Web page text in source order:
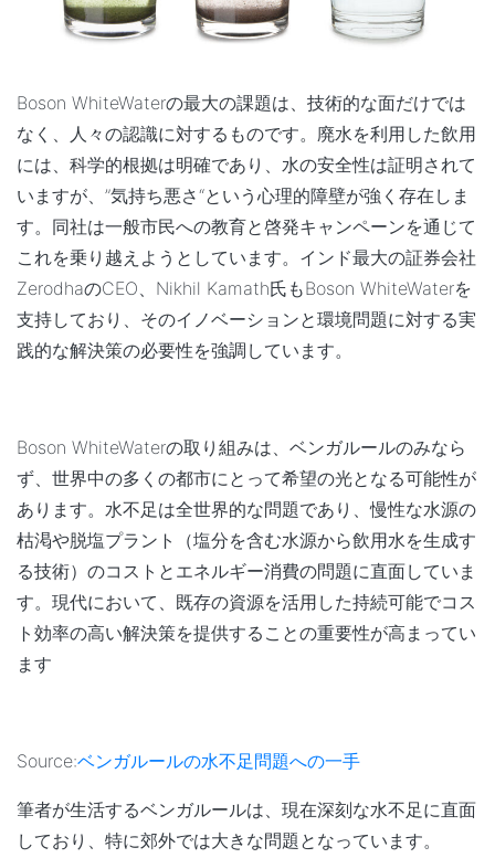
Boson WhiteWaterの最大の課題は、技術的な面だけでは
なく、人々の認識に対するものです。廃水を利用した飲用
には、科学的根拠は明確であり、水の安全性は証明されて
いますが、”気持ち悪さ“という心理的障壁が強く存在しま
す。同社は一般市民への教育と啓発キャンペーンを通じて
これを乗り越えようとしています。インド最大の証券会社
ZerodhaのCEO、Nikhil Kamath氏もBoson WhiteWaterを
支持しており、そのイノベーションと環境問題に対する実
践的な解決策の必要性を強調しています。
Boson WhiteWaterの取り組みは、ベンガルールのみなら
ず、世界中の多くの都市にとって希望の光となる可能性が
あります。水不足は全世界的な問題であり、慢性な水源の
枯渇や脱塩プラント（塩分を含む水源から飲用水を生成す
る技術）のコストとエネルギー消費の問題に直面していま
す。現代において、既存の資源を活用した持続可能でコス
ト効率の高い解決策を提供することの重要性が高まってい
ます
Source:ベンガルールの水不足問題への一手
筆者が生活するベンガルールは、現在深刻な水不足に直面
しており、特に郊外では大きな問題となっています。